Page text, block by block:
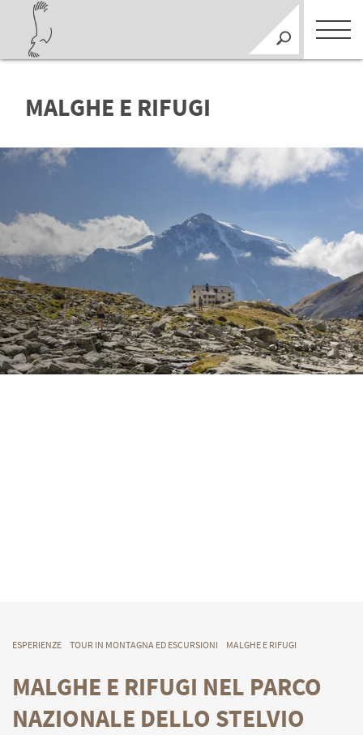
MALGHE E RIFUGI
ESPERIENZE TOUR IN MONTAGNA ED ESCURSIONI MALGHE E RIFUGI
MALGHE E RIFUGI NEL PARCO
NAZIONALE DELLO STELVIO